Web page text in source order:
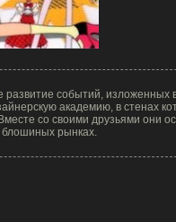
развитие событий,
академию, в стенах
со своими друзьями они
рынках.